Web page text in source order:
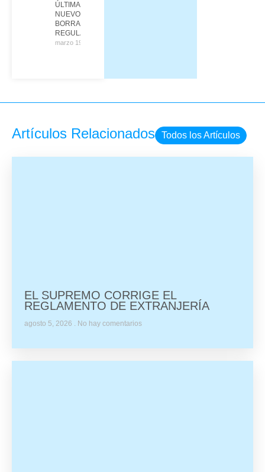
ÚLTIMA HORA:
NUEVO
BORRADOR DE LA
REGULARIZACIÓN
marzo 19, 2026
Artículos Relacionados Todos los Artículos
EL SUPREMO CORRIGE EL
REGLAMENTO DE EXTRANJERÍA
agosto 5, 2026 No hay comentarios